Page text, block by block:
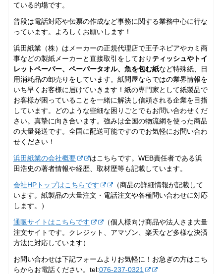
ている的場です。
普段は電話対応や伝票の作成など事務に関する業務中心に行な
っています。よろしくお願いします！
浜田紙業（株）はメーカーの正規代理店で王子ネピアやカミ商
事などの製紙メーカーと直接取引をしており ティッシュやトイ
レットペーパー、ペーパータオル、魚を包む紙など特殊紙、日
用消耗品の卸売りをしています。紙問屋ならではの業界情報を
いち早くお客様に届けていきます！紙の専門家として紙製品で
お客様が困っていることを一緒に解決し信頼される企業を目指
しています。どのような些細な困りごとでもお問い合わせくだ
さい。真摯に向き合います。強みは全国の物流網を使った商品
の大量発送です。全国に配送可能ですのでお気軽にお問い合わ
せください！
浜田紙業の会社概要
はこちらです。WEB責任者である浜
田浩史の著者情報や経歴、取材歴等も記載しています。
会社HPトップはこちらです
（商品の詳細情報が記載して
います。紙製品の大量注文・電話注文や各種問い合わせに対応
します。）
通販サイトはこちらです
（個人様向け商品や法人さま大量
注文サイトです。クレジット、アマゾン、楽天など多様な決済
方法に対応しています）
お問い合わせは下記フォームよりお気軽に！お急ぎの方はこち
らからお電話ください。tel:076-237‐0321